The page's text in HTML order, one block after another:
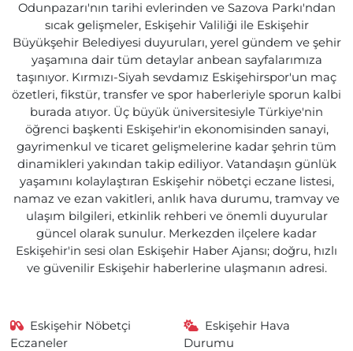
Odunpazarı'nın tarihi evlerinden ve Sazova Parkı'ndan
sıcak gelişmeler, Eskişehir Valiliği ile Eskişehir
Büyükşehir Belediyesi duyuruları, yerel gündem ve şehir
yaşamına dair tüm detaylar anbean sayfalarımıza
taşınıyor. Kırmızı-Siyah sevdamız Eskişehirspor'un maç
özetleri, fikstür, transfer ve spor haberleriyle sporun kalbi
burada atıyor. Üç büyük üniversitesiyle Türkiye'nin
öğrenci başkenti Eskişehir'in ekonomisinden sanayi,
gayrimenkul ve ticaret gelişmelerine kadar şehrin tüm
dinamikleri yakından takip ediliyor. Vatandaşın günlük
yaşamını kolaylaştıran Eskişehir nöbetçi eczane listesi,
namaz ve ezan vakitleri, anlık hava durumu, tramvay ve
ulaşım bilgileri, etkinlik rehberi ve önemli duyurular
güncel olarak sunulur. Merkezden ilçelere kadar
Eskişehir'in sesi olan Eskişehir Haber Ajansı; doğru, hızlı
ve güvenilir Eskişehir haberlerine ulaşmanın adresi.
Eskişehir Nöbetçi
Eczaneler
Eskişehir Hava
Durumu